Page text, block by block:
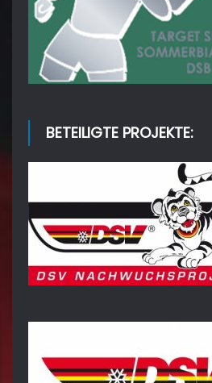
BETEILIGTE PROJEKTE: